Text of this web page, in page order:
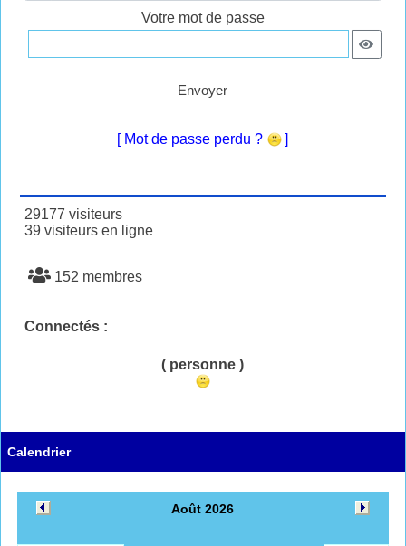
Votre mot de passe
Envoyer
[ Mot de passe perdu ? ]
29177 visiteurs
39 visiteurs en ligne
152 membres
Connectés :
( personne )
Calendrier